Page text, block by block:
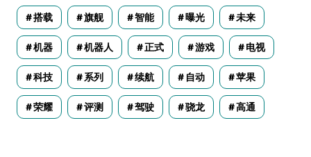
搭载 旗舰 智能 曝光 未来
机器 机器人 正式 游戏 电视
科技 系列 续航 自动 苹果
荣耀 评测 驾驶 骁龙 高通